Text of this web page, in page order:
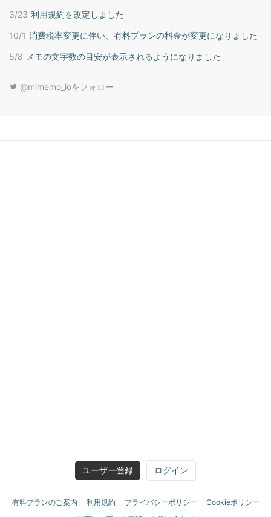
3/23 利用規約を改定しました
10/1 消費税率変更に伴い、有料プランの料金が変更になりました
5/8 メモの文字数の目安が表示されるようになりました
@mimemo_ioをフォロー
ユーザー登録 ログイン
有料プランのご案内 利用規約 プライバシーポリシー
Cookieポリシー